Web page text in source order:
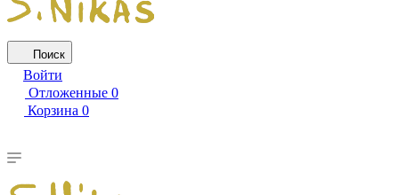
Поиск
Войти
Отложенные 0
Корзина 0